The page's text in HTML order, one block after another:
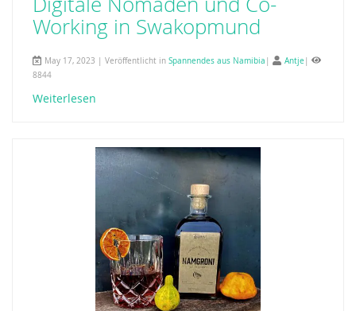
Working in Swakopmund
May 17, 2023 | Veröffentlicht in Spannendes aus Namibia Antje
8844
Weiterlesen